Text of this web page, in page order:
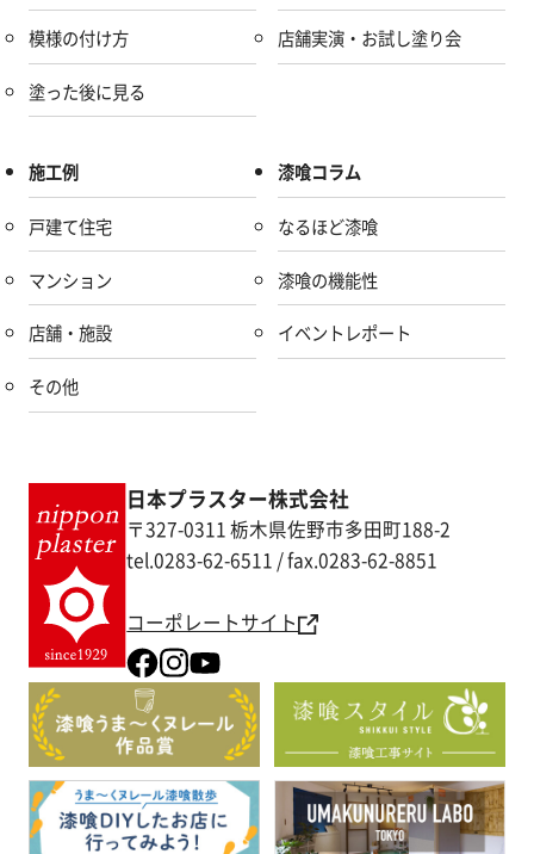
模様の付け方
塗った後に見る
店舗実演・お試し塗り会
施工例
戸建て住宅
マンション
店舗・施設
その他
漆喰コラム
なるほど漆喰
漆喰の機能性
イベントレポート
日本プラスター株式会社
〒327-0311 栃木県佐野市多田町188-2
tel.0283-62-6511 / fax.0283-62-8851
コーポレートサイト